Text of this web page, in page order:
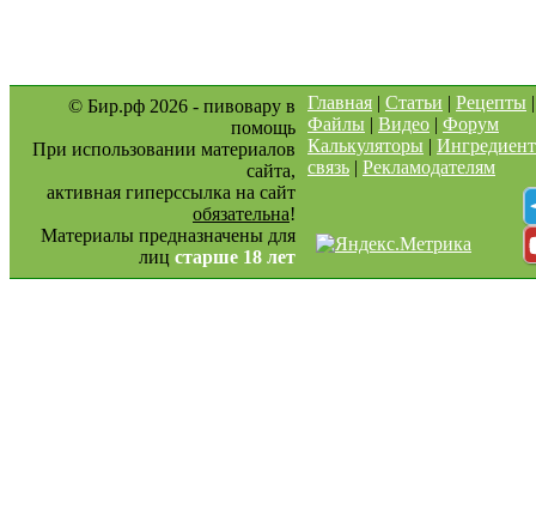
© Бир.рф 2026 - пивовару в
помощь
При использовании материалов
сайта,
активная гиперссылка на сайт
обязательна!
Материалы предназначены для
лиц старше 18 лет
Главная | Статьи | Рецепты
Файлы | Видео | Форум
Калькуляторы |
связь | Рекламодателям